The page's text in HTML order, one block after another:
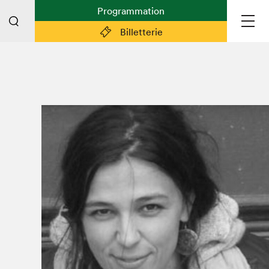
Billetterie
Programmation
Plan du Salon
Préparer sa visite
Partenaires
Espace médias
Espace exposant·e·s
Espace enseignant·e·s
Espace participant⋅e⋅s
Espace Salon dans la ville
Espace bénévoles
Devenir bénévole